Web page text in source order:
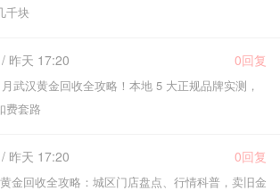
千块
昨天 17:20 0回复
武汉黄金回收全攻略！本地 5 大正规品牌实测，
费套路
昨天 17:20 0回复
金回收全攻略：城区门店盘点、行情科普，卖旧金